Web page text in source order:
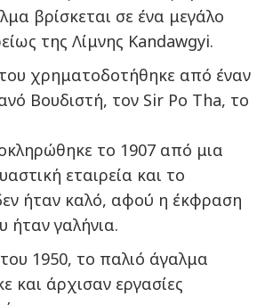
βρίσκεται σε ένα μεγάλο
της Λίμνης Kandawgyi.
χρηματοδοτήθηκε από έναν
Βουδιστή, τον Sir Po Tha, το
το 1907 από μια
εταιρεία και το
ήταν καλό, αφού η έκφραση
γαλήνια.
1950, το παλιό άγαλμα
και άρχισαν εργασίες